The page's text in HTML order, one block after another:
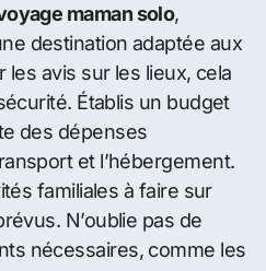
maman solo,
destination adaptée aux
avis sur les lieux, cela
Établis un budget
des dépenses
et l’hébergement.
familiales à faire sur
N’oublie pas de
nécessaires, comme les